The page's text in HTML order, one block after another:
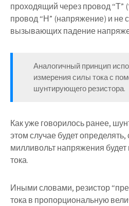
проходящий через провод “Т”
провод “Н” (напряжение) и не
вызывающих падение
Аналогичный принцип
измерения силы тока с
шунтирующего резистора.
Как уже говорилось ранее,
этом случае будет определять,
милливольт напряжения
тока.
Иными словами, резистор
тока в пропорциональную